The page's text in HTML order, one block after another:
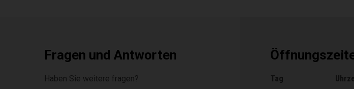
Fragen und Antworten
Haben Sie weitere fragen? Tag